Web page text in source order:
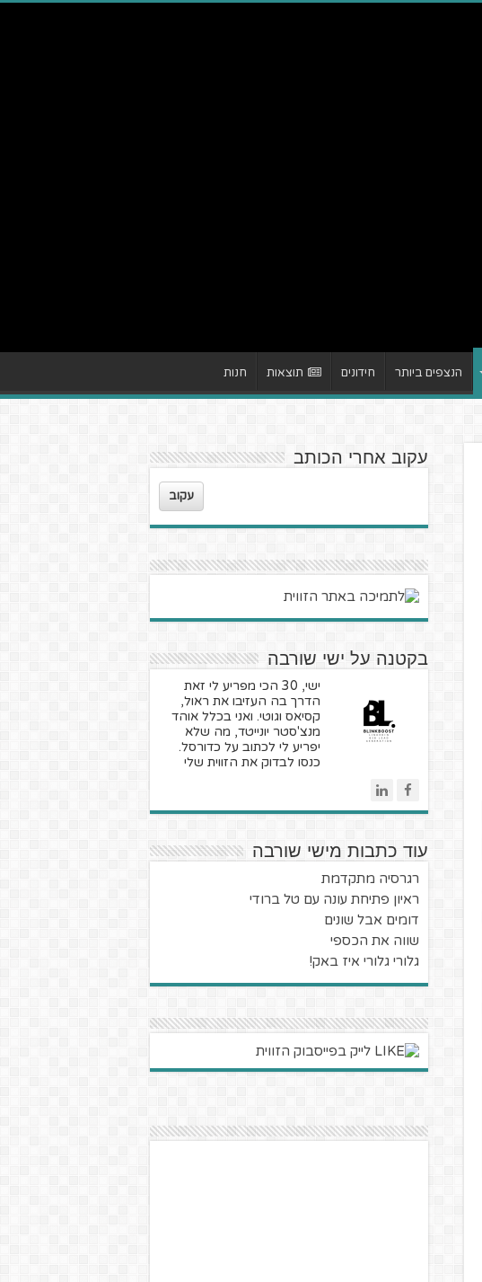
הנצפים ביותר חידונים תוצאות חנות
עקוב אחרי הכותב
עקוב
בקטנה על ישי שורבה
ישי, 30 הכי מפריע לי זאת
הדרך בה העזיבו את ראול,
קסיאס וגוטי. ואני בכלל אוהד
מנצ'סטר יונייטד, מה שלא
יפריע לי לכתוב על כדורסל.
כנסו לבדוק את הזווית שלי
עוד כתבות מישי שורבה
רגרסיה מתקדמת
ראיון פתיחת עונה עם טל ברודי
דומים אבל שונים
שווה את הכספי
גלורי גלורי איז באק!